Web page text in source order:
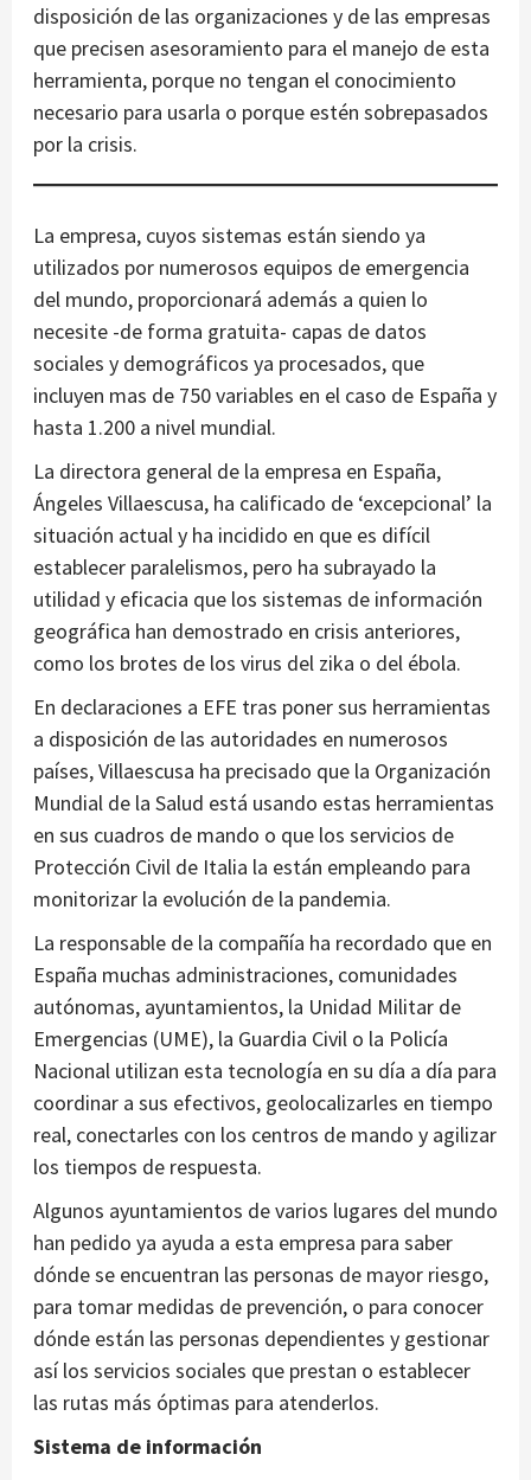
disposición de las organizaciones y de las empresas
que precisen asesoramiento para el manejo de esta
herramienta, porque no tengan el conocimiento
necesario para usarla o porque estén sobrepasados
por la crisis.
La empresa, cuyos sistemas están siendo ya
utilizados por numerosos equipos de emergencia
del mundo, proporcionará además a quien lo
necesite -de forma gratuita- capas de datos
sociales y demográficos ya procesados, que
incluyen mas de 750 variables en el caso de España y
hasta 1.200 a nivel mundial.
La directora general de la empresa en España,
Ángeles Villaescusa, ha calificado de ‘excepcional’ la
situación actual y ha incidido en que es difícil
establecer paralelismos, pero ha subrayado la
utilidad y eficacia que los sistemas de información
geográfica han demostrado en crisis anteriores,
como los brotes de los virus del zika o del ébola.
En declaraciones a EFE tras poner sus herramientas
a disposición de las autoridades en numerosos
países, Villaescusa ha precisado que la Organización
Mundial de la Salud está usando estas herramientas
en sus cuadros de mando o que los servicios de
Protección Civil de Italia la están empleando para
monitorizar la evolución de la pandemia.
La responsable de la compañía ha recordado que en
España muchas administraciones, comunidades
autónomas, ayuntamientos, la Unidad Militar de
Emergencias (UME), la Guardia Civil o la Policía
Nacional utilizan esta tecnología en su día a día para
coordinar a sus efectivos, geolocalizarles en tiempo
real, conectarles con los centros de mando y agilizar
los tiempos de respuesta.
Algunos ayuntamientos de varios lugares del mundo
han pedido ya ayuda a esta empresa para saber
dónde se encuentran las personas de mayor riesgo,
para tomar medidas de prevención, o para conocer
dónde están las personas dependientes y gestionar
así los servicios sociales que prestan o establecer
las rutas más óptimas para atenderlos.
Sistema de información